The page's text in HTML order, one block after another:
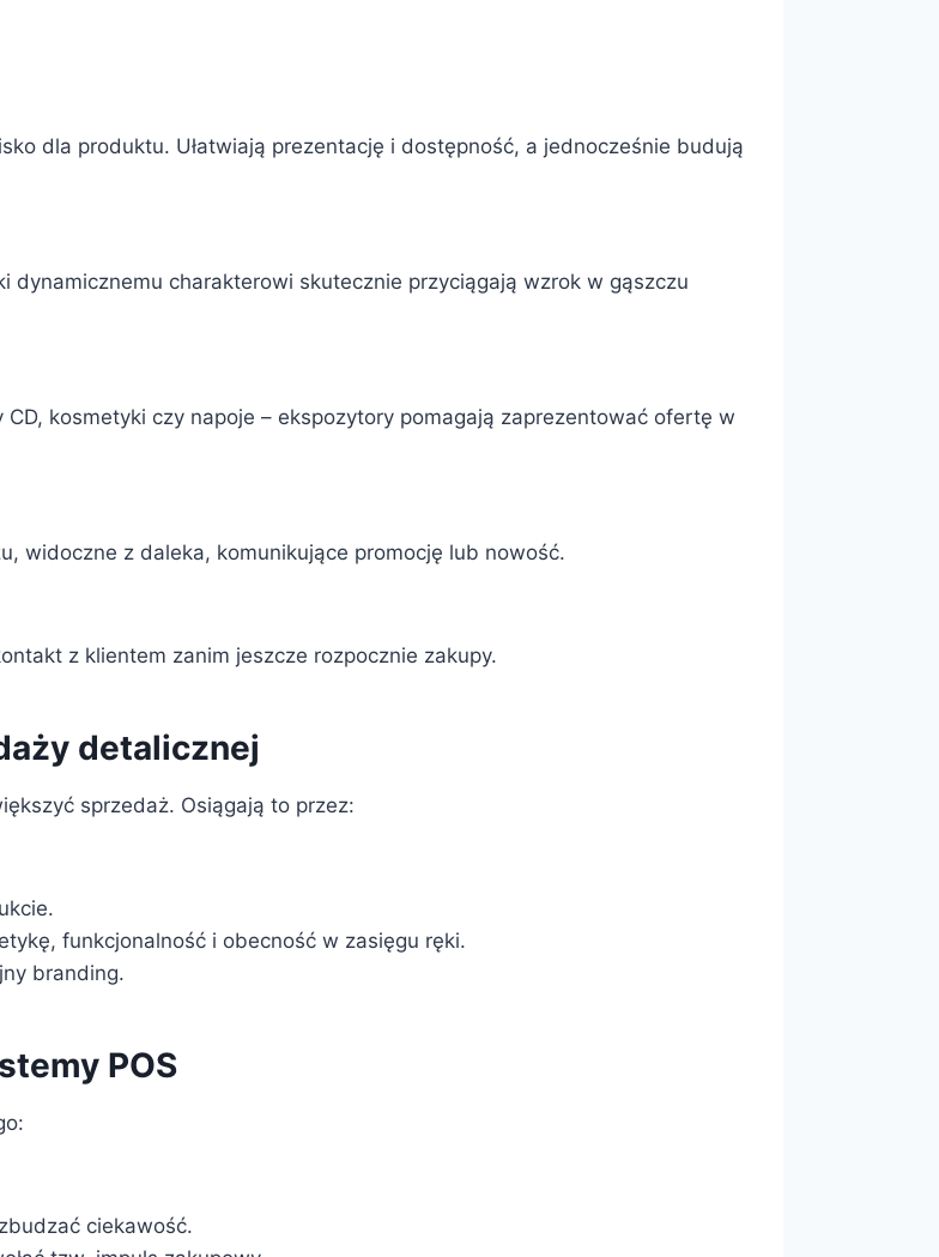
dla produktu. Ułatwiają prezentację i dostępność, a jednocześnie budują
dynamicznemu charakterowi skutecznie przyciągają wzrok w gąszczu
kosmetyki czy napoje – ekspozytory pomagają zaprezentować ofertę w
widoczne z daleka, komunikujące promocję lub nowość.
z klientem zanim jeszcze rozpocznie zakupy.
detalicznej
sprzedaż. Osiągają to przez:
funkcjonalność i obecność w zasięgu ręki.
branding.
POS
ciekawość.